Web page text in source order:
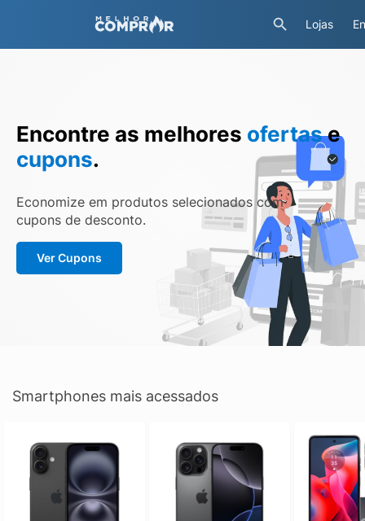
Lojas
Encontre as melhores ofertase
cupons.
Economize em produtos selecionados com
cupons de desconto.
Ver Cupons
Smartphones mais acessados